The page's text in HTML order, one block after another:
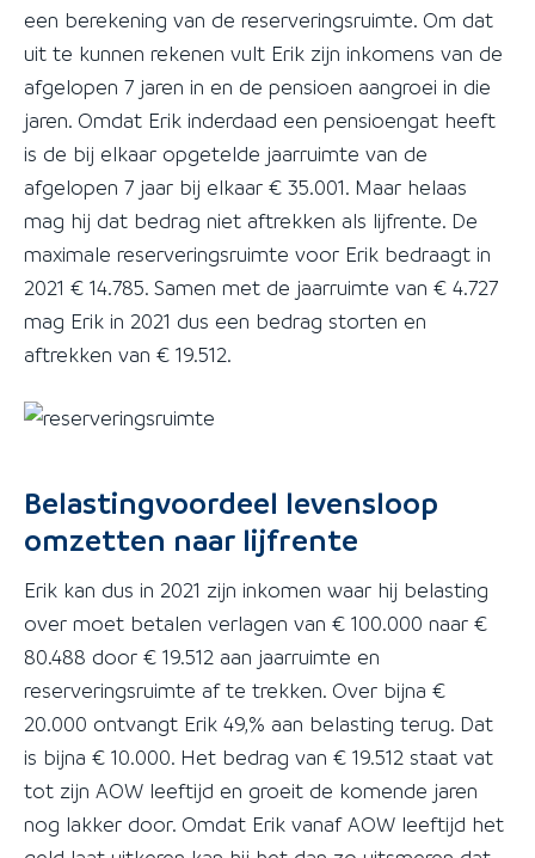
een berekening van de reserveringsruimte. Om dat
uit te kunnen rekenen vult Erik zijn inkomens van de
afgelopen 7 jaren in en de pensioen aangroei in die
jaren. Omdat Erik inderdaad een pensioengat heeft
is de bij elkaar opgetelde jaarruimte van de
afgelopen 7 jaar bij elkaar € 35.001. Maar helaas
mag hij dat bedrag niet aftrekken als lijfrente. De
maximale reserveringsruimte voor Erik bedraagt in
2021 € 14.785. Samen met de jaarruimte van € 4.727
mag Erik in 2021 dus een bedrag storten en
aftrekken van € 19.512.
Belastingvoordeel levensloop
omzetten naar lijfrente
Erik kan dus in 2021 zijn inkomen waar hij belasting
over moet betalen verlagen van € 100.000 naar €
80.488 door € 19.512 aan jaarruimte en
reserveringsruimte af te trekken. Over bijna €
20.000 ontvangt Erik 49,% aan belasting terug. Dat
is bijna € 10.000. Het bedrag van € 19.512 staat vat
tot zijn AOW leeftijd en groeit de komende jaren
nog lakker door. Omdat Erik vanaf AOW leeftijd het